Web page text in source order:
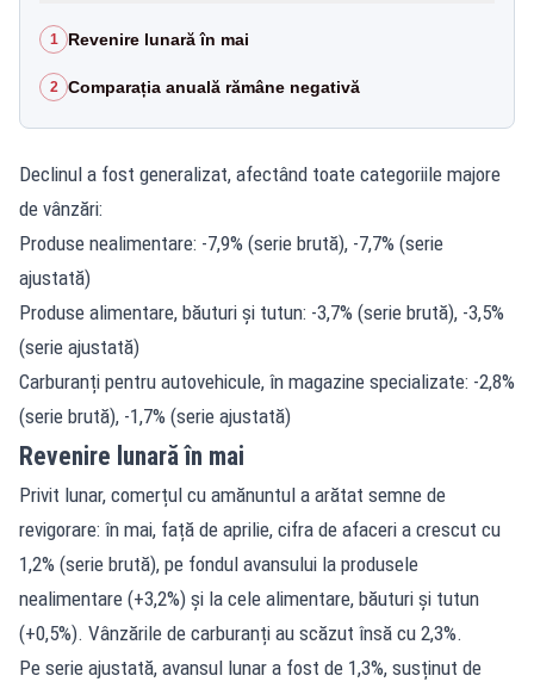
1 Revenire lunară în mai
2 Comparația anuală rămâne negativă
Declinul a fost generalizat, afectând toate categoriile majore
de vânzări:
Produse nealimentare: -7,9% (serie brută), -7,7% (serie
ajustată)
Produse alimentare, băuturi și tutun: -3,7% (serie brută), -3,5%
(serie ajustată)
Carburanți pentru autovehicule, în magazine specializate: -2,8%
(serie brută), -1,7% (serie ajustată)
Revenire lunară în mai
Privit lunar, comerțul cu amănuntul a arătat semne de
revigorare: în mai, față de aprilie, cifra de afaceri a crescut cu
1,2% (serie brută), pe fondul avansului la produsele
nealimentare (+3,2%) și la cele alimentare, băuturi și tutun
(+0,5%). Vânzările de carburanți au scăzut însă cu 2,3%.
Pe serie ajustată, avansul lunar a fost de 1,3%, susținut de